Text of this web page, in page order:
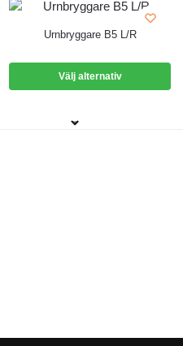
Urnbryggare B5 L/R
Välj alternativ